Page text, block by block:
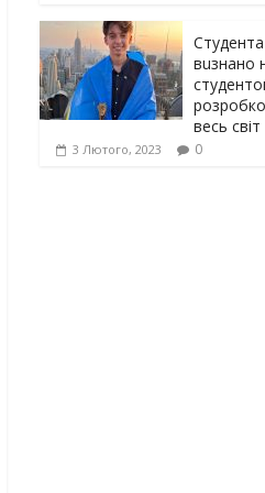
вuзнано
весь світ
3 Лютого, 2023 0